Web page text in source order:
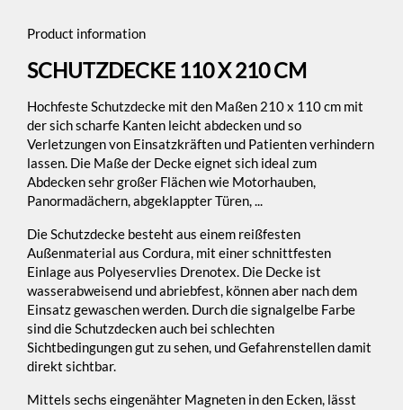
Product information
SCHUTZDECKE 110 X 210 CM
Hochfeste Schutzdecke mit den Maßen 210 x 110 cm mit
der sich scharfe Kanten leicht abdecken und so
Verletzungen von Einsatzkräften und Patienten verhindern
lassen. Die Maße der Decke eignet sich ideal zum
Abdecken sehr großer Flächen wie Motorhauben,
Panormadächern, abgeklappter Türen, ...
Die Schutzdecke besteht aus einem reißfesten
Außenmaterial aus Cordura, mit einer schnittfesten
Einlage aus Polyeservlies Drenotex. Die Decke ist
wasserabweisend und abriebfest, können aber nach dem
Einsatz gewaschen werden. Durch die signalgelbe Farbe
sind die Schutzdecken auch bei schlechten
Sichtbedingungen gut zu sehen, und Gefahrenstellen damit
direkt sichtbar.
Mittels sechs eingenähter Magneten in den Ecken, lässt